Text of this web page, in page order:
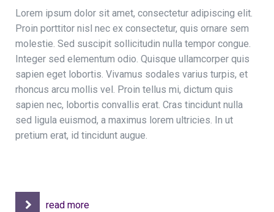
Lorem ipsum dolor sit amet, consectetur adipiscing elit.
Proin porttitor nisl nec ex consectetur, quis ornare sem
molestie. Sed suscipit sollicitudin nulla tempor congue.
Integer sed elementum odio. Quisque ullamcorper quis
sapien eget lobortis. Vivamus sodales varius turpis, et
rhoncus arcu mollis vel. Proin tellus mi, dictum quis
sapien nec, lobortis convallis erat. Cras tincidunt nulla
sed ligula euismod, a maximus lorem ultricies. In ut
pretium erat, id tincidunt augue.
read more